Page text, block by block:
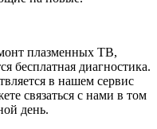
плазменных ТВ,
бесплатная диагностика.
в нашем сервис
связаться с нами в том
день.